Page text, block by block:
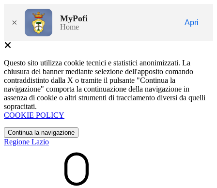
× MyPofi
Home
Apri
Questo sito utilizza cookie tecnici e statistici anonimizzati. La
chiusura del banner mediante selezione dell'apposito comando
contraddistinto dalla X o tramite il pulsante "Continua la
navigazione" comporta la continuazione della navigazione in
assenza di cookie o altri strumenti di tracciamento diversi da quelli
sopracitati.
COOKIE POLICY
Continua la navigazione
Regione Lazio